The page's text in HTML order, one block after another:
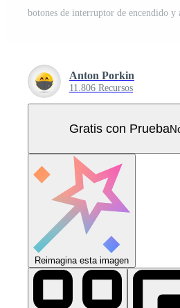
Anton Porkin
11.806 Recursos
Gratis con Prueba
Reimagina esta imagen